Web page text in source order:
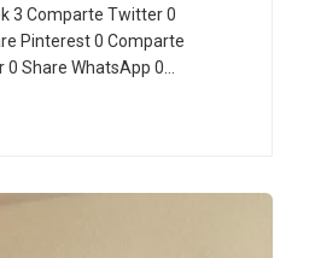
3 Comparte Twitter 0
Pinterest 0 Comparte
Share WhatsApp 0…